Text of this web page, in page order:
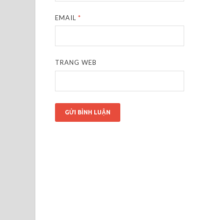
EMAIL*
TRANG WEB